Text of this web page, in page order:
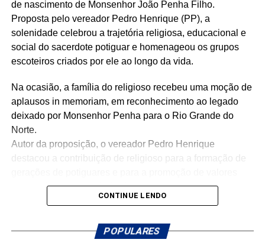
integração entre os diversos setores da Câmara.
“O festejo junino é, acima de tudo, um símbolo de fartura
e tradição na nossa região. É um momento que une
gabinetes, setores administrativos e todos que fazem a
de participar, dançar e celebrar uma festa tão nossa. Fico
feliz em estar ao lado dos servidores comemorando esse
momento tão especial”, declarou.
Texto: Phablo Galvão
Fotos: Otávio Augusto
de nascimento de Monsenhor João Penha Filho.
Proposta pelo vereador Pedro Henrique (PP), a
solenidade celebrou a trajetória religiosa, educacional e
social do sacerdote potiguar e homenageou os grupos
escoteiros criados por ele ao longo da vida.
Na ocasião, a família do religioso recebeu uma moção de
aplausos in memoriam, em reconhecimento ao legado
deixado por Monsenhor Penha para o Rio Grande do
Norte.
Autor da proposição, o vereador Pedro Henrique
destacou a contribuição de religioso para a formação de
ligados à educação, à fé e à cidadania. “Valorizar a
história daqueles que serviram para uma humanidade
sempre lutou pelo bem comum. Monsenhor Penha tem
CONTINUE LENDO
POPULARES